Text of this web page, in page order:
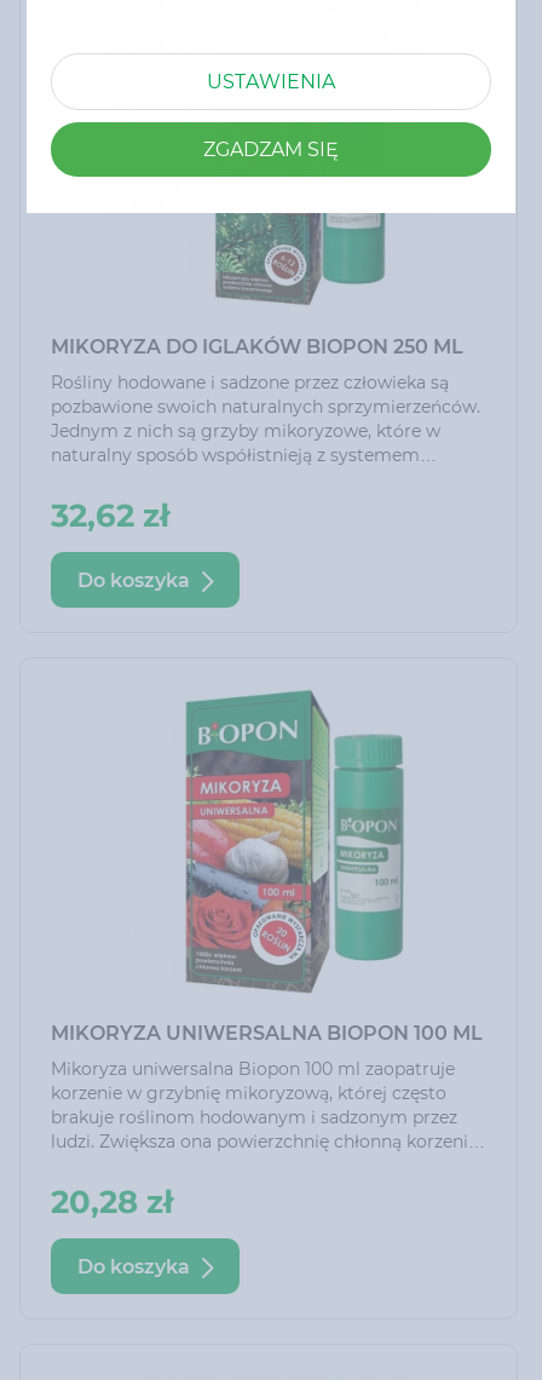
MIKORYZA DO IGLAKÓW BIOPON 250 ML
Rośliny hodowane i sadzone przez człowieka są
pozbawione swoich naturalnych sprzymierzeńców.
Jednym z nich są grzyby mikoryzowe, które w
naturalny sposób współistnieją z systemem
która rozrastając się zwiększa powierzchnię
chłonną korzeni, zdecydowanie poprawiając
kondycję roślin. Mikoryza to współdziałanie
grzybów i korzeni roślin dające obu wiele korzyści.
32,62 zł
Do koszyka
MIKORYZA UNIWERSALNA BIOPON 100 ML
Mikoryza uniwersalna Biopon 100 ml zaopatruje
korzenie w grzybnię mikoryzową, której często
brakuje roślinom hodowanym i sadzonym przez
ludzi. Zwiększa ona powierzchnię chłonną korzeni i
się stosując szczepionkę mikoryzową podczas
sadzenia lub przesadzania roślin. Wystarczy jedno
zastosowanie w życiu rośliny i nie ma ryzyka
przedawkowania.
20,28 zł
Do koszyka
USTAWIENIA
ZGADZAM SIĘ